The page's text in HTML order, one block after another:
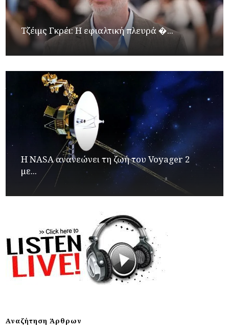
Τζέιμς Γκρέι: H εφιαλτική πλευρά �...
H NASA ανανεώνει τη ζωή του Voyager 2
με...
Αναζήτηση Άρθρων